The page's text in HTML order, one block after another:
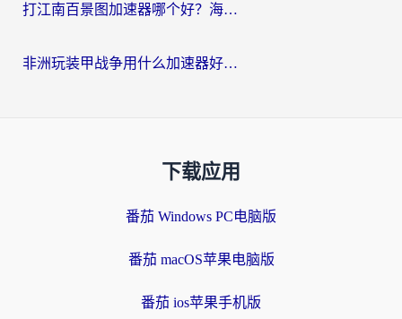
打江南百景图加速器哪个好？海外党踩坑N次后，终于找到不卡的秘诀
非洲玩装甲战争用什么加速器好？海外党亲测有效的国服游戏加速方案
下载应用
番茄 Windows PC电脑版
番茄 macOS苹果电脑版
番茄 ios苹果手机版